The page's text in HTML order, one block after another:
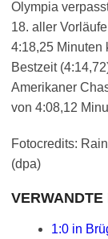
Olympia
18. aller
4:18,25 Minuten
Bestzeit
Amerikaner
von 4:08,12
Fotocredits:
(dpa)
1:0 in